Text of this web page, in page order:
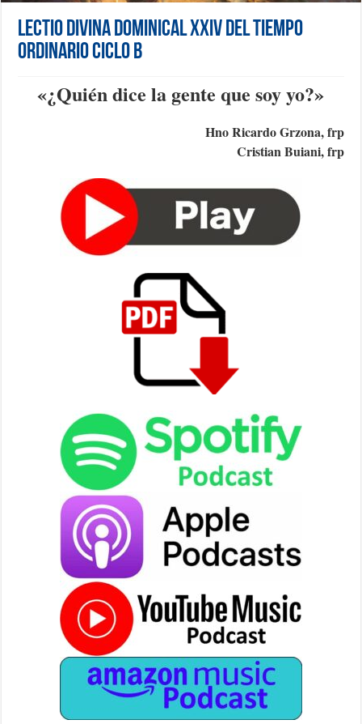
Lectio Divina Dominical XXIV del Tiempo
Ordinario Ciclo B
«¿Quién dice la gente que soy yo?»
Hno Ricardo Grzona, frp
Cristian Buiani, frp